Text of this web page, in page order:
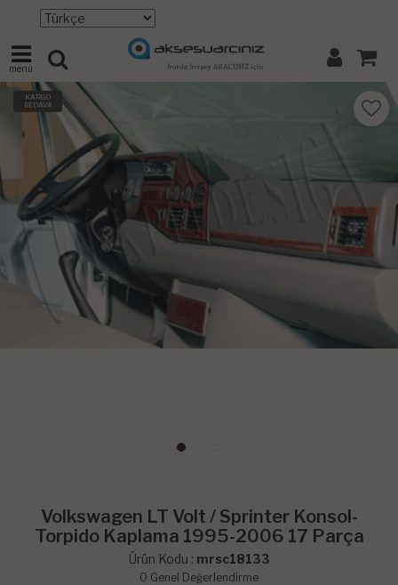
menü
KARGO
BEDAVA
Volkswagen LT Volt / Sprinter Konsol-
Torpido Kaplama 1995-2006 17 Parça
Ürün Kodu : mrsc18133
0 Genel Değerlendirme